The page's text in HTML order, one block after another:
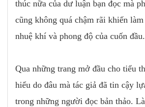
thúc nữa của dư luận bạn đọc mà
cũng không quá chậm rãi khiến
nhuệ khí và phong độ của cuốn đầu.
Qua những trang mở đầu cho tiểu
hiểu do đâu mà tác giả đã tin cậy
trong những người đọc bản thảo.